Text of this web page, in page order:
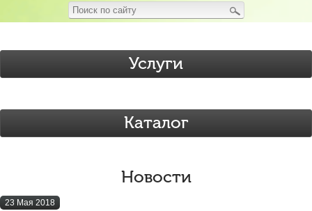
Услуги
Каталог
Новости
23 Мая 2018